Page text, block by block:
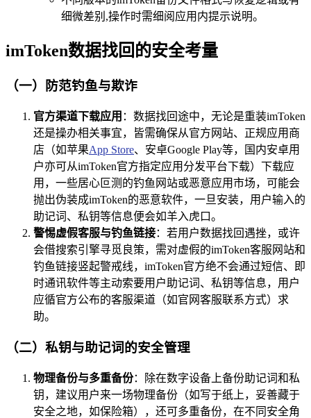
细微差别,操作时需细阅应用内提示说明。
imToken数据找回的安全考量
（一）防范钓鱼与欺诈
官方渠道下载应用 ：数据找回途中，无论是重装imToken
还是操办相关事宜，皆需确保从官方网站、正规应用商
店（如苹果App Store、安卓Google Play等，国内安卓用
户亦可从imToken官方指定应用分发平台下载）下载应
用，一些居心叵测的钓鱼网站或恶意应用市场，可能会
抛出伪装成imToken的恶意软件，一旦安装，用户输入的
助记词、私钥等信息便会如羊入虎口。
警惕虚假客服与钓鱼链接：若用户数据找回遇挫，或许
会借搜索引擎寻觅良策，需对虚假的imToken客服网站和
钓鱼链接竖起警戒线，imToken官方绝不会通过短信、即
时通讯软件等主动索要用户助记词、私钥等信息，用户
应循官方公布的客服渠道（如官网客服联系方式）求
助。
（二）私钥与助记词的安全管理
物理备份与多重备份：除在数字设备上备份助记词和私
钥，建议用户来一场物理备份（如写于纸上，妥善藏于
安全之地，如保险箱），还可多重备份，在不同安全角